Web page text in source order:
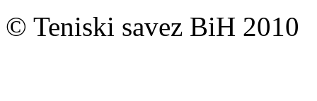
© Teniski savez BiH 2010